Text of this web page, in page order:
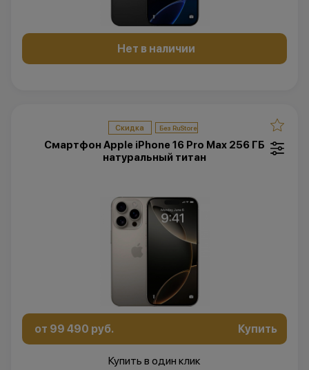
Нет в наличии
Скидка
Смартфон Apple iPhone 16 Pro Max 256 ГБ
натуральный титан
от 99 490 руб. Купить
Купить в один клик